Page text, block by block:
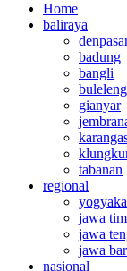
Home
baliraya
badung
bangli
buleleng
gianyar
tabanan
regional
jawa
jawa
jawa
nasional